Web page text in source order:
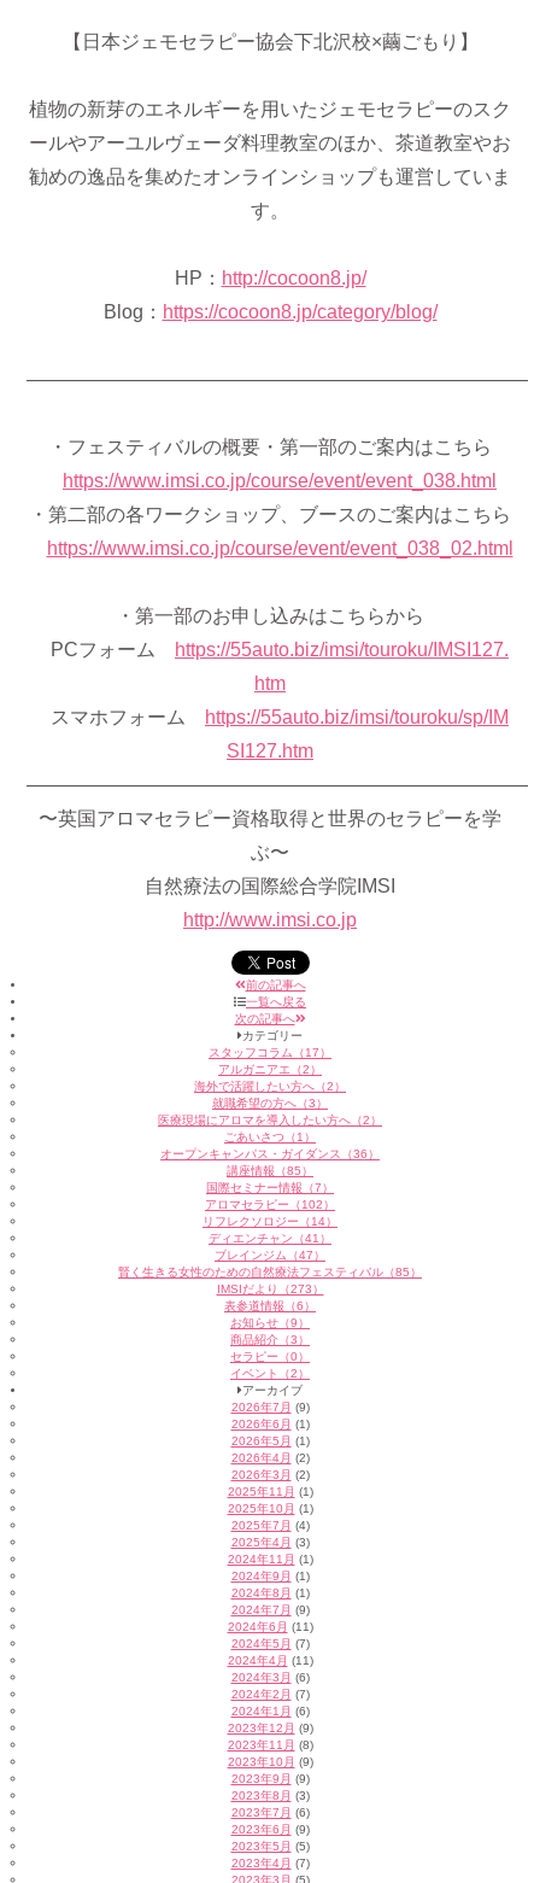
【日本ジェモセラピー協会下北沢校×繭ごもり】
植物の新芽のエネルギーを用いたジェモセラピーのスク
ールやアーユルヴェーダ料理教室のほか、茶道教室やお
勧めの逸品を集めたオンラインショップも運営していま
す。
HP： http://cocoon8.jp/
Blog： https://cocoon8.jp/category/blog/
——————————————————————————
・フェスティバルの概要・第一部のご案内はこちら
https://www.imsi.co.jp/course/event/event_038.html
・第二部の各ワークショップ、ブースのご案内はこちら
https://www.imsi.co.jp/course/event/event_038_02.html
・第一部のお申し込みはこちらから
PCフォーム
https://55auto.biz/imsi/touroku/IMSI127.
htm
スマホフォーム
https://55auto.biz/imsi/touroku/sp/IM
SI127.htm
——————————————————————————
〜英国アロマセラピー資格取得と世界のセラピーを学
ぶ〜
自然療法の国際総合学院IMSI
http://www.imsi.co.jp
前の記事へ
一覧へ戻る
次の記事へ
カテゴリー
スタッフコラム（17）
アルガニアエ（2）
海外で活躍したい方へ（2）
就職希望の方へ（3）
医療現場にアロマを導入したい方へ（2）
ごあいさつ（1）
オープンキャンパス・ガイダンス（36）
講座情報（85）
国際セミナー情報（7）
アロマセラピー（102）
リフレクソロジー（14）
ディエンチャン（41）
ブレインジム（47）
賢く生きる女性のための自然療法フェスティバル（85）
IMSIだより（273）
表参道情報（6）
お知らせ（9）
商品紹介（3）
セラピー（0）
イベント（2）
アーカイブ
2026年7月 (9)
2026年6月 (1)
2026年5月 (1)
2026年4月 (2)
2026年3月 (2)
2025年11月 (1)
2025年10月 (1)
2025年7月 (4)
2025年4月 (3)
2024年11月 (1)
2024年9月 (1)
2024年8月 (1)
2024年7月 (9)
2024年6月 (11)
2024年5月 (7)
2024年4月 (11)
2024年3月 (6)
2024年2月 (7)
2024年1月 (6)
2023年12月 (9)
2023年11月 (8)
2023年10月 (9)
2023年9月 (9)
2023年8月 (3)
2023年7月 (6)
2023年6月 (9)
2023年5月 (5)
2023年4月 (7)
2023年3月 (5)